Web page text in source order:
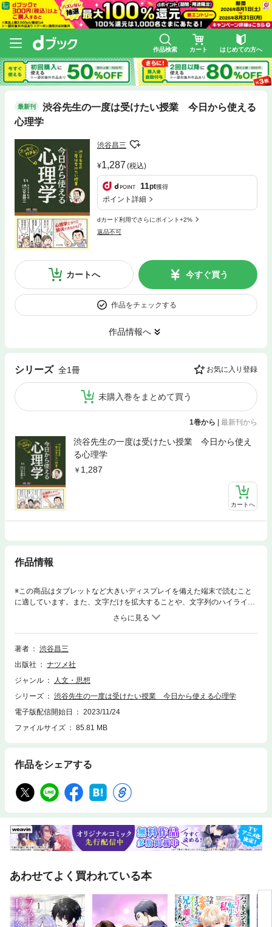
作品検索 カート はじめての方へ
最新刊
渋谷先生の一度は受けたい授業 今日から使える
心理学
渋谷昌三
1,287 (税込)
11pt獲得
ポイント詳細
dカード利用でさらにポイント+2%
返品不可
カートへ 今すぐ買う
作品をチェックする
作品情報へ
シリーズ 全1冊 お気に入り登録
未購入巻をまとめて買う
1巻から | 最新刊から
渋谷先生の一度は受けたい授業 今日から使え
る心理学
1,287
カートへ
作品情報
※この商品はタブレットなど大きいディスプレイを備えた端末で読むこと
に適しています。また、文字だけを拡大することや、文字列のハイライ
ト、検索、辞書の参照、引用などの機能が使用できません。人気大学教
授・渋谷昌三先生が教える心理学の入門書です。心理学とは何か、心理学
の歴史や実験など心理学に関する基礎的な知識はもちろん、職場やプライ
ベートでの対人関係、性格や深層心理から自分を知る心理学など、初学者
しました。
著者
渋谷昌三
出版社
ナツメ社
ジャンル
人文・思想
シリーズ
渋谷先生の一度は受けたい授業 今日から使える心理学
電子版配信開始日
2023/11/24
ファイルサイズ
85.81 MB
作品をシェアする
あわせてよく買われている本